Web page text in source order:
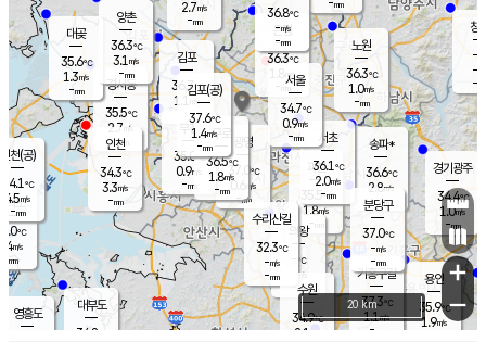
의도
℃
m/s
mm
영흥도
과천
35.5℃
1.8m/s
- mm
용인
35.9℃
1.9m/s
경기광주
34.4℃
1.0m/s
-mm
대부도
34.8
경서동
35.5℃
2.7 m/s
-mm
2.7m/s
-mm
대곶
35.6℃
1.3m/s
-mm
창
-
-m/
-
의왕
- ℃
m/s
mm
김포
36.7℃
1.1 m/s
mm
광명
37.0
℃
0.6 m/s
-mm
부천
35.0℃
0.9m/s
-mm
양촌
36.3℃
3.1 m/s
-mm
구로
36.5℃
1.8m/s
-mm
은평
36.3℃
1.8 m/s
- mm
노원
36.3℃
1.0m/s
-mm
송파*
36.6℃
2.8m/s
-mm
서초
36.1℃
2.0m/s
-mm
mm
기흥구갈
37.3℃
1.1m/s
-
수리산길
32.3℃
-m/s
-mm
분당구
37.0℃
-m/s
-mm
36.8℃
-m/s
-mm
인천(공)
34.1℃
4.5m/s
-mm
김포(공)
37.6℃
1.4m/s
-mm
수원
34.9℃
2.1 m/s
인천
34.3℃
3.3m/s
-mm
서울
34.7℃
0.9m/s
-mm
+
−
20 km